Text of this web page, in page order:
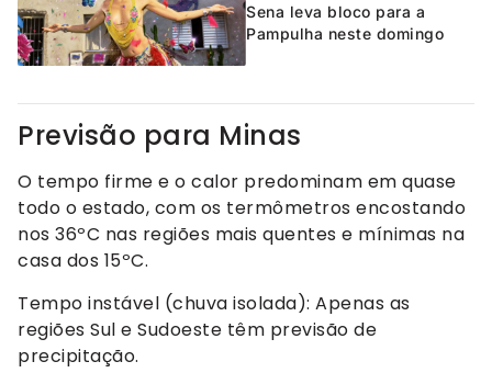
Sena leva bloco para a
Pampulha neste domingo
Previsão para Minas
O tempo firme e o calor predominam em quase
todo o estado, com os termômetros encostando
nos 36ºC nas regiões mais quentes e mínimas na
casa dos 15ºC.
Tempo instável (chuva isolada): Apenas as
regiões Sul e Sudoeste têm previsão de
precipitação.